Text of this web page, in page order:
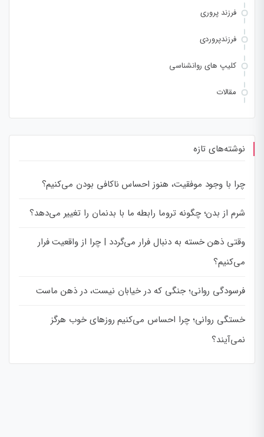
فرزند پروری
فرزندپروردی
کلیپ های روانشناسی
مقالات
نوشته‌های تازه
چرا با وجود موفقیت، هنوز احساس ناکافی بودن می‌کنیم؟
شرم از بدن؛ چگونه تروما رابطه ما با بدنمان را تغییر می‌دهد؟
وقتی ذهن خسته به دنبال فرار می‌گردد | چرا از واقعیت فرار
می‌کنیم؟
فرسودگی روانی؛ جنگی که در خیابان نیست، در ذهن ماست
خستگی روانی؛ چرا احساس می‌کنیم روزهای خوب هرگز
نمی‌آیند؟